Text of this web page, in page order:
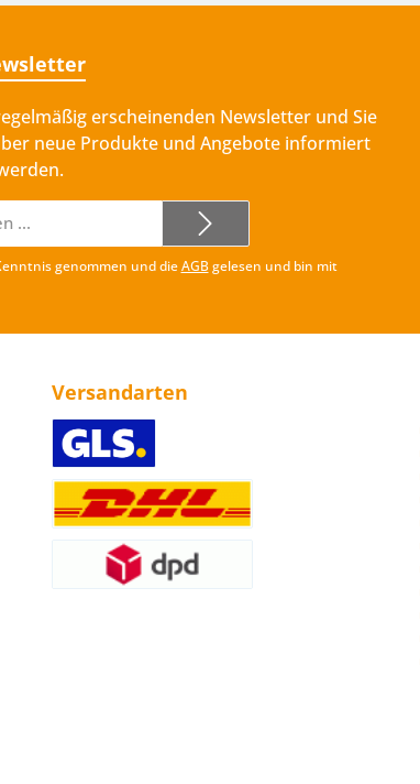
erscheinenden Newsletter und Sie
neue Produkte und Angebote informiert
genommen und dieAGBgelesen und bin mit
Versandarten